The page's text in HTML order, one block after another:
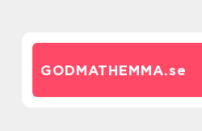
GODMATHEMMA.se